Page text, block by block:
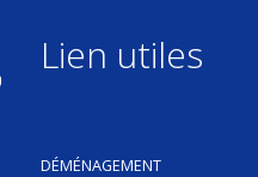
Lien utiles
DÉMÉNAGEMENT